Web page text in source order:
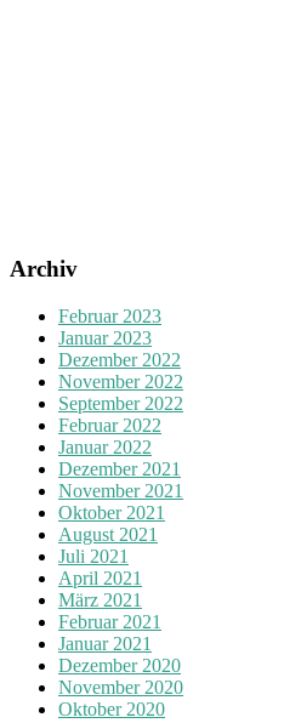
Archiv
Februar 2023
Januar 2023
Dezember 2022
November 2022
September 2022
Februar 2022
Januar 2022
Dezember 2021
November 2021
Oktober 2021
August 2021
Juli 2021
April 2021
März 2021
Februar 2021
Januar 2021
Dezember 2020
November 2020
Oktober 2020